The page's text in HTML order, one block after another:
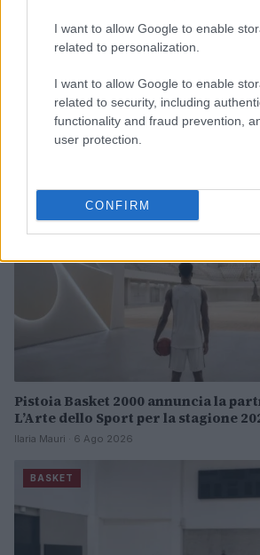
I want to allow Google to enable
related to personalization.
I want to allow Google to enable
related to security, including
functionality and fraud prevention,
user protection.
CONFIRM
Continua a leggere
Pistoia Basket 2000 annuncia la
L’Arte dello Sport per la stagione
Ilaria Mauri · 6 Ago 2026
BASKET